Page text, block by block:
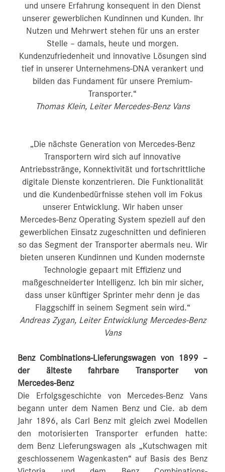
und unsere Erfahrung konsequent in den Dienst
unserer gewerblichen Kundinnen und Kunden. Ihr
Nutzen und Mehrwert stehen für uns an erster
Stelle – damals, heute und morgen.
Kundenzufriedenheit und innovative Lösungen sind
tief in unserer Unternehmens-DNA verankert und
bilden das Fundament für unsere Premium-
Transporter.“
Thomas Klein, Leiter Mercedes-Benz Vans
„Die nächste Generation von Mercedes‑Benz
Transportern wird sich auf innovative
Antriebsstränge, Konnektivität und fortschrittliche
digitale Dienste konzentrieren. Die Funktionalität
und die Kundenbedürfnisse stehen voll im Fokus
unserer Entwicklung. Wir haben unser
Mercedes‑Benz Operating System speziell auf den
gewerblichen Einsatz zugeschnitten und definieren
so das Segment der Transporter abermals neu. Wir
bieten unseren Kundinnen und Kunden modernste
Technologie gepaart mit Effizienz und
maßgeschneiderter Intelligenz. Ich bin mir sicher,
dass unser künftiger Sprinter mehr denn je das
Flaggschiff in seinem Segment sein wird.“
Andreas Zygan, Leiter Entwicklung Mercedes-Benz
Vans
Benz Combinations-Lieferungswagen von 1899 –
der älteste fahrbare Transporter von
Mercedes‑Benz
Die Erfolgsgeschichte von Mercedes-Benz Vans
begann unter dem Namen Benz und Cie. ab dem
Jahr 1896, als Carl Benz mit gleich zwei Modellen
den motorisierten Transporter erfunden hatte:
dem Benz Lieferungswagen als „Kutschwagen mit
geschlossenem Wagenkasten“ auf Basis des Benz